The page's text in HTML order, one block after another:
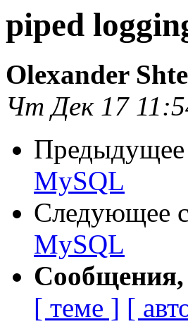
piped
Olexander
Чт Дек 17
MySQL
Следующее
MySQL
[ теме ] [